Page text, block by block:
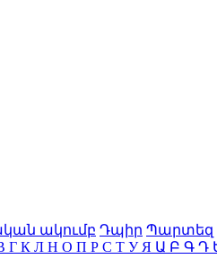
ակումբ Դպիր Պարտեզ
Г К Л Н О П Р С Т УЯ Ա Բ Գ Դ